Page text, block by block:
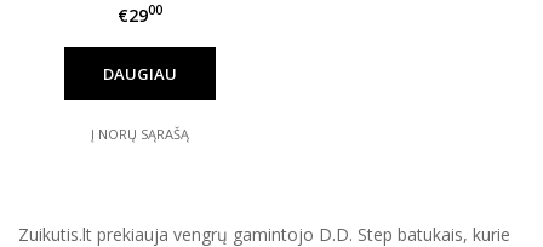
€2900
DAUGIAU
Į NORŲ SĄRAŠĄ
Zuikutis.lt prekiauja vengrų gamintojo D.D. Step batukais, kurie